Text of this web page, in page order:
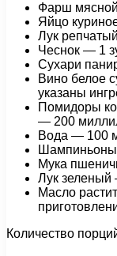
Фарш
Яйцо
Лук
Чеснок — 1
Сухари
Вино белое
указаны
Помидоры
— 200
Вода — 100
Мука
Лук зеленый
Масло
Количество